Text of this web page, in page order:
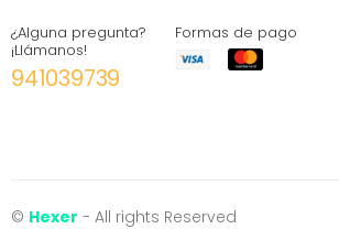
¿Alguna pregunta?
¡Llámanos!
941039739
Formas de pago
© Hexer - All rights Reserved